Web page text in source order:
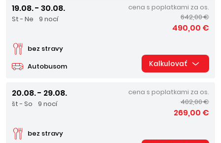
19.08. - 30.08.
St - Ne 9 nocí
Autobusom
bez stravy
cena s poplatkami za os.
642,00 €
490,00 €
Kalkulovať
20.08. - 29.08.
št - So 9 nocí
bez stravy
cena s poplatkami za os.
402,00 €
269,00 €